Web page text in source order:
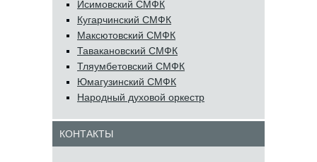
Исимовский СМФК
Кугарчинский СМФК
Максютовский СМФК
Тавакановский СМФК
Тляумбетовский СМФК
Юмагузинский СМФК
Народный духовой оркестр
КОНТАКТЫ